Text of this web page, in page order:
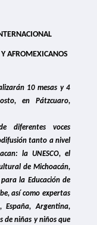
ahora tienen
opciones de
edición del
y reporta un
de
AFROMEXICANOS
10 mesas y 4
en Pátzcuaro,
diferentes voces
tanto a nivel
la UNESCO, el
de Michoacán,
la Educación de
así como expertas
España, Argentina,
de niñas y niños que